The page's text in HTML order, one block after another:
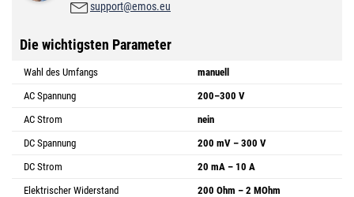
support@emos.eu
Die wichtigsten Parameter
Wahl des Umfangs
manuell
AC Spannung
200–300 V
AC Strom
nein
DC Spannung
200 mV – 300 V
DC Strom
20 mA – 10 A
Elektrischer Widerstand
200 Ohm – 2 MOhm